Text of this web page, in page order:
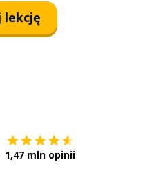
lekcję
1,47 mln opinii